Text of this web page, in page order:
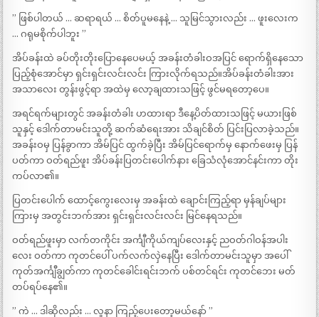
” ဖြစ်ပါတယ် … ဆရာရယ် … စိတ်ပူမနေနဲ့ … သူမြင်သွားလည်း … ဖူးလေးက
… ဂရုမစိုက်ပါဘူး ”
အိပ်ခန်းထဲ ခပ်တိုးတိုးပြောနေပေမယ့် အခန်းတံခါးဝအပြင် ရောက်ရှိနေသော
ပြည့်စုံအောင်မှာ ရှင်းရှင်းလင်းလင်း ကြားလိုက်ရသည်။အိပ်ခန်းတံခါးအား
အသာလေး တွန်းဖွင့်ရာ အထဲမှ လော့ချထားသဖြင့် ဖွင်မရတော့ပေ။
အရင်ရက်များတွင် အခန်းတံခါး ဟထားရာ ဒီနေ့ပိတ်ထားသဖြင့် မယားဖြစ်
သူနှင့် ဒေါက်တာမင်းသူတို့ ဆက်ဆံရေးအား သိချင်စိတ် ပြင်းပြလာခဲ့သည်။
အခန်းဝမှ ပြန်ခွာကာ အိမ်ပြင် ထွက်ခဲ့ပြီး အိမ်ပြင်ရောက်မှ နောက်ဖေးမှ ပြန်
ပတ်ကာ ဝတ်ရည်ဖူး အိပ်ခန်းပြတင်းပေါက်နား ခြေသံလုံအောင်နင်းကာ တိုး
ကပ်လာ၏။
ပြတင်းပေါက် ထောင့်ကွေးလေးမှ အခန်းထဲ ချောင်းကြည့်ရာ မှန်ချပ်များ
ကြားမှ အတွင်းဘက်အား ရှင်းရှင်းလင်းလင်း မြင်နေရသည်။
ဝတ်ရည်ဖူးမှာ လက်တကိုင်း အင်္ကျီကိုယ်ကျပ်လေးနှင့် ညဝတ်ဂါဝန်အပါး
လေး ဝတ်ကာ ကုတင်ပေါ် ပက်လက်လှဲနေပြီး ဒေါက်တာမင်းသူမှာ အပေါ်
ကုတ်အင်္ကျီချွတ်ကာ ကုတင်ခေါင်းရင်းဘက် ပစ်တင်ရင်း ကုတင်ဘေး မတ်
တပ်ရပ်နေ၏။
” ကဲ … ဒါဆိုလည်း … လူနာ ကြည့်ပေးတော့မယ်နော် ”